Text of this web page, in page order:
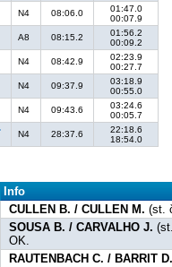
N4 08:06.0
01:47.0
00:07.9
A8 08:15.2
01:56.2
00:09.2
N4 08:42.9
02:23.9
00:27.7
N4 09:37.9
03:18.9
00:55.0
N4 09:43.6
03:24.6
00:05.7
N4 28:37.6
22:18.6
18:54.0
Info
CULLEN B. / CULLEN M. (st.
SOUSA B. / CARVALHO J.
OK.
RAUTENBACH C. / BARRIT